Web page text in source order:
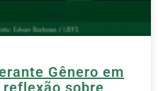
Gênero em
sobre